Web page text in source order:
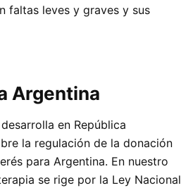
faltas leves y graves y sus
Argentina
en República
la regulación de la donación
para Argentina. En nuestro
se rige por la Ley Nacional